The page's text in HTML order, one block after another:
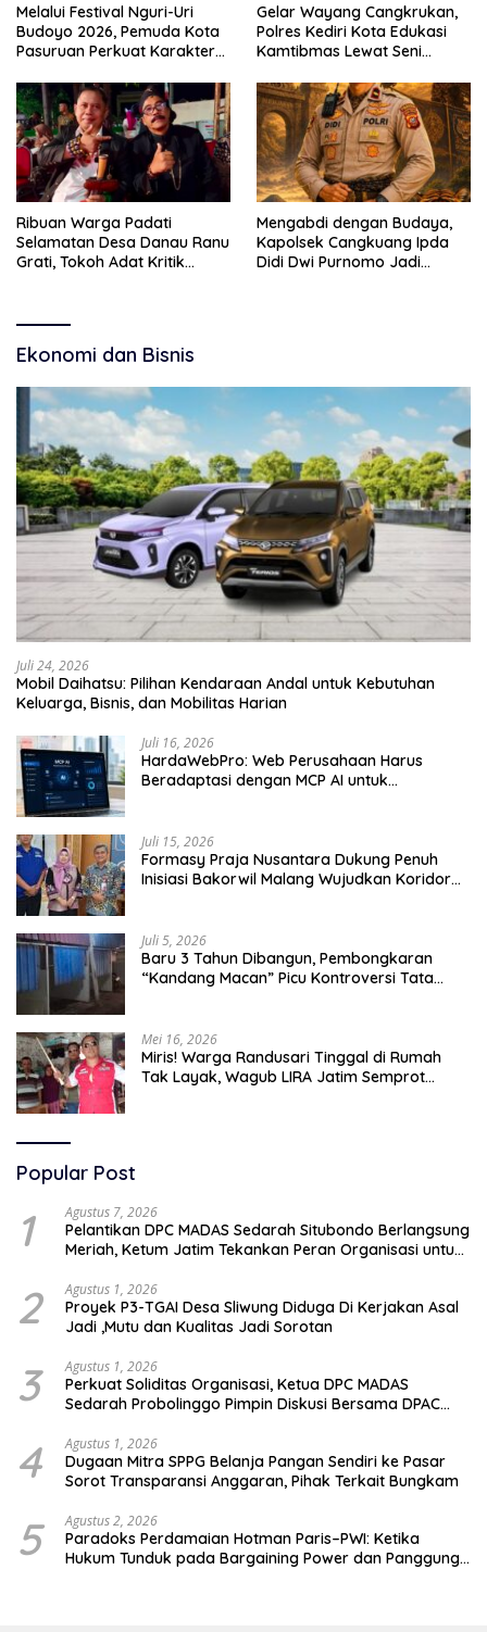
Melalui Festival Nguri-Uri
Budoyo 2026, Pemuda Kota
Pasuruan Perkuat Karakter
Narkoba
Gelar Wayang Cangkrukan,
Polres Kediri Kota Edukasi
Kamtibmas Lewat Seni
Ribuan Warga Padati
Selamatan Desa Danau Ranu
Grati, Tokoh Adat Kritik
Mengabdi dengan Budaya,
Kapolsek Cangkuang Ipda
Didi Dwi Purnomo Jadi
Ekonomi dan Bisnis
Juli 24, 2026
Mobil Daihatsu: Pilihan Kendaraan Andal untuk Kebutuhan
Keluarga, Bisnis, dan Mobilitas Harian
Juli 16, 2026
HardaWebPro: Web Perusahaan Harus
Beradaptasi dengan MCP AI untuk
Juli 15, 2026
Formasy Praja Nusantara Dukung Penuh
Inisiasi Bakorwil Malang Wujudkan Koridor
Juli 5, 2026
Baru 3 Tahun Dibangun, Pembongkaran
“Kandang Macan” Picu Kontroversi Tata
Mei 16, 2026
Miris! Warga Randusari Tinggal di Rumah
Tak Layak, Wagub LIRA Jatim Semprot
Popular Post
1 Agustus 7, 2026
Pelantikan DPC MADAS Sedarah Situbondo Berlangsung
Meriah, Ketum Jatim Tekankan Peran Organisasi untuk
2 Agustus 1, 2026
Proyek P3-TGAI Desa Sliwung Diduga Di Kerjakan Asal
Jadi ,Mutu dan Kualitas Jadi Sorotan
3 Agustus 1, 2026
Perkuat Soliditas Organisasi, Ketua DPC MADAS
Sedarah Probolinggo Pimpin Diskusi Bersama DPAC
4 Agustus 1, 2026
Dugaan Mitra SPPG Belanja Pangan Sendiri ke Pasar
Sorot Transparansi Anggaran, Pihak Terkait Bungkam
5 Agustus 2, 2026
Paradoks Perdamaian Hotman Paris–PWI: Ketika
Hukum Tunduk pada Bargaining Power dan Panggung